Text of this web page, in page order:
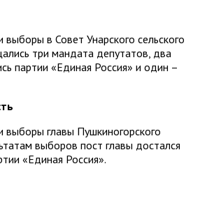
выборы в Совет Унарского сельского
три мандата депутатов, два
партии «Единая Россия» и один –
выборы главы Пушкиногорского
выборов пост главы достался
«Единая Россия».